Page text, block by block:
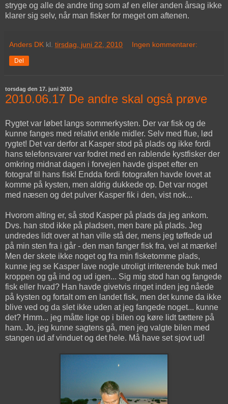
stryge og alle de andre ting som af en eller anden årsag ikke
klarer sig selv, når man fisker for meget om aftenen.
Anders DK kl. tirsdag, juni 22, 2010 Ingen kommentarer:
Del
torsdag den 17. juni 2010
2010.06.17 De andre skal også prøve
Rygtet var løbet langs sommerkysten. Der var fisk og de
kunne fanges med relativt enkle midler. Selv med flue, lød
rygtet! Det var derfor at Kasper stod på plads og ikke fordi
hans telefonsvarer var fodret med en rablende kystfisker der
omkring midnat dagen i forvejen havde gispet efter en
fotograf til hans fisk! Endda fordi fotografen havde lovet at
komme på kysten, men aldrig dukkede op. Det var noget
med næsen og det pulver Kasper fik i den, vist nok...
Hvorom alting er, så stod Kasper på plads da jeg ankom.
Dvs. han stod ikke på pladsen, men bare på plads. Jeg
undredes lidt over at han ville stå der, mens jeg tøffede ud
på min sten fra i går - den man fanger fisk fra, vel at mærke!
Men der skete ikke noget og fra min fisketomme plads,
kunne jeg se Kasper lave nogle utroligt irriterende buk med
kroppen og gå ind og ud igen... Sig mig stod han og fangede
fisk eller hvad? Han havde givetvis ringet inden jeg nåede
på kysten og fortalt om en landet fisk, men det kunne da ikke
blive ved og da slet ikke uden at jeg fangede noget... kunne
det? Hmm... jeg måtte lige op i bilen og køre lidt tættere på
ham. Jo, jeg kunne sagtens gå, men jeg valgte bilen med
stangen ud af vinduet og det hele. Må have set sjovt ud!